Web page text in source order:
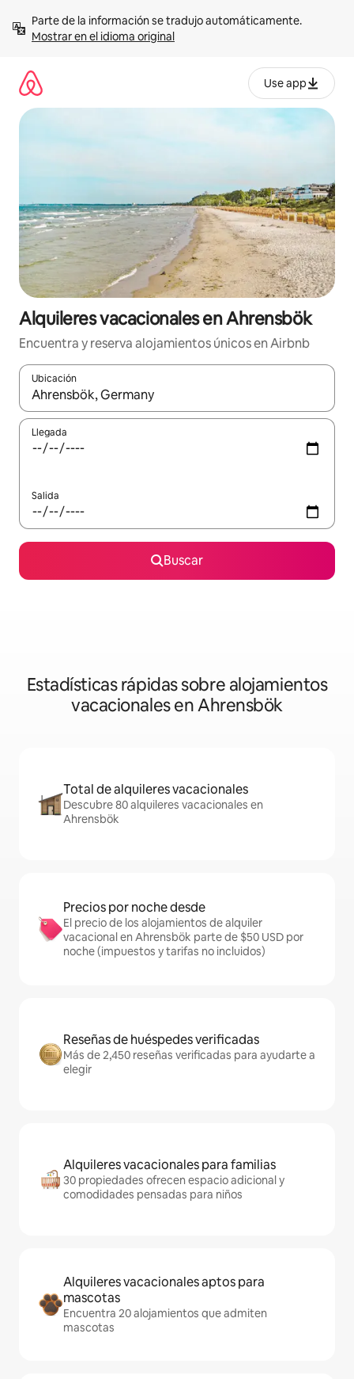
contenidoMostrar en el idioma original
Use app
Alquileres vacacionales en Ahrensbök
Encuentra y reserva alojamientos únicos en Airbnb
Ubicación
Cuando los resultados estén disponibles, navega con las
Llegada
Salida
Buscar
Estadísticas rápidas sobre alojamientos
vacacionales en Ahrensbök
Total de alquileres vacacionales
Descubre 80 alquileres vacacionales en
Ahrensbök
Precios por noche desde
El precio de los alojamientos de alquiler
vacacional en Ahrensbök parte de $50 USD por
noche (impuestos y tarifas no incluidos)
Reseñas de huéspedes verificadas
Más de 2,450 reseñas verificadas para ayudarte a
elegir
Alquileres vacacionales para familias
30 propiedades ofrecen espacio adicional y
comodidades pensadas para niños
Alquileres vacacionales aptos para
mascotas
Encuentra 20 alojamientos que admiten
mascotas